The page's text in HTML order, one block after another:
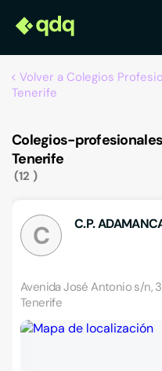
Volver a Colegios
Tenerife
Colegios-profesionales
Tenerife
12
C C.P.
Avenida José Antonio s/n,
Tenerife